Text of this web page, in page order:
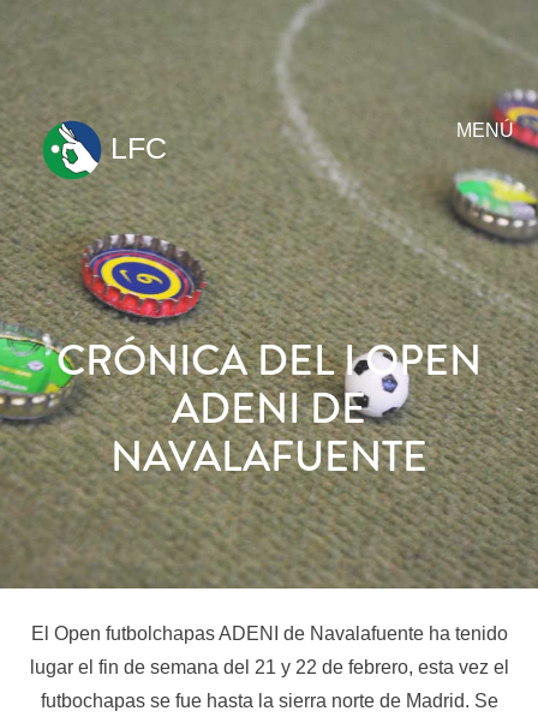
MENÚ
ir
al
contenido
LFC
CRÓNICA DEL I OPEN
ADENI DE
NAVALAFUENTE
El Open futbolchapas ADENI de Navalafuente ha tenido
lugar el fin de semana del 21 y 22 de febrero, esta vez el
futbochapas se fue hasta la sierra norte de Madrid. Se